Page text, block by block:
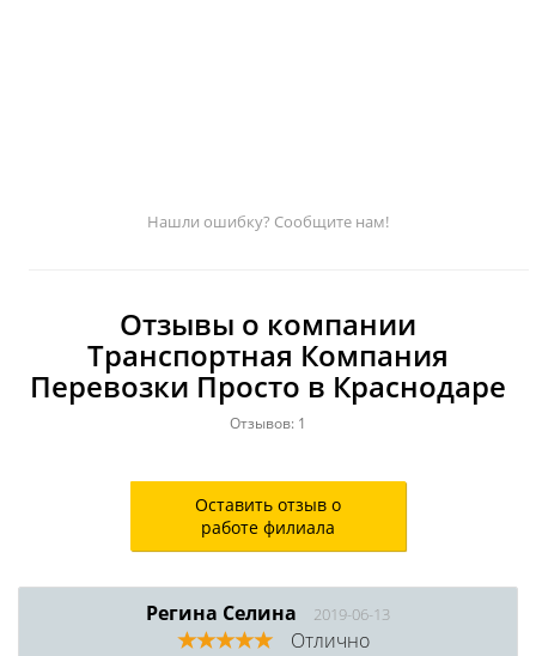
Нашли ошибку? Сообщите нам!
Отзывы о компании
Транспортная Компания
Перевозки Просто в Краснодаре
Отзывов: 1
Оставить отзыв о
работе филиала
Регина Селина 2019-06-13
Отлично